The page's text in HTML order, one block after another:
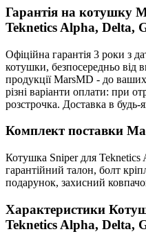
Гарантія на котушку
Teknetics Alpha, Delta,
Офіційна гарантія 3 роки з
котушки, безпосередньо від
продукції MarsMD - до
різні варіанти оплати: при
розстрочка. Доставка в
Комплект поставки
Котушка Sniper для Teknetics
гарантійний талон, болт
подарунок, захисний
Характеристики
Teknetics Alpha, Delta,